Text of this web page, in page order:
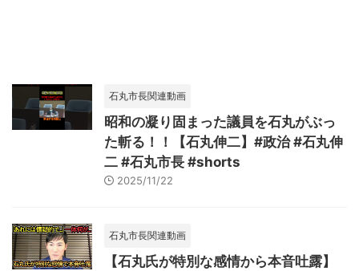
石丸市長関連動画
昭和の凝り固まった議員を石丸がぶっ
た斬る！！【石丸伸二】#政治 #石丸伸
二 #石丸市長 #shorts
2025/11/22
石丸市長関連動画
【石丸氏が特別な感情から本音吐露】